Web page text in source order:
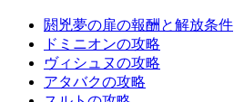
閼兇夢の扉の報酬と解放条件
ドミニオンの攻略
ヴィシュヌの攻略
アタバクの攻略